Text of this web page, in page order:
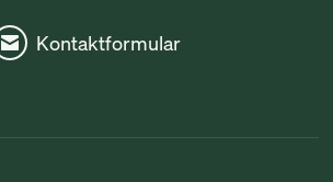
Kontaktformular